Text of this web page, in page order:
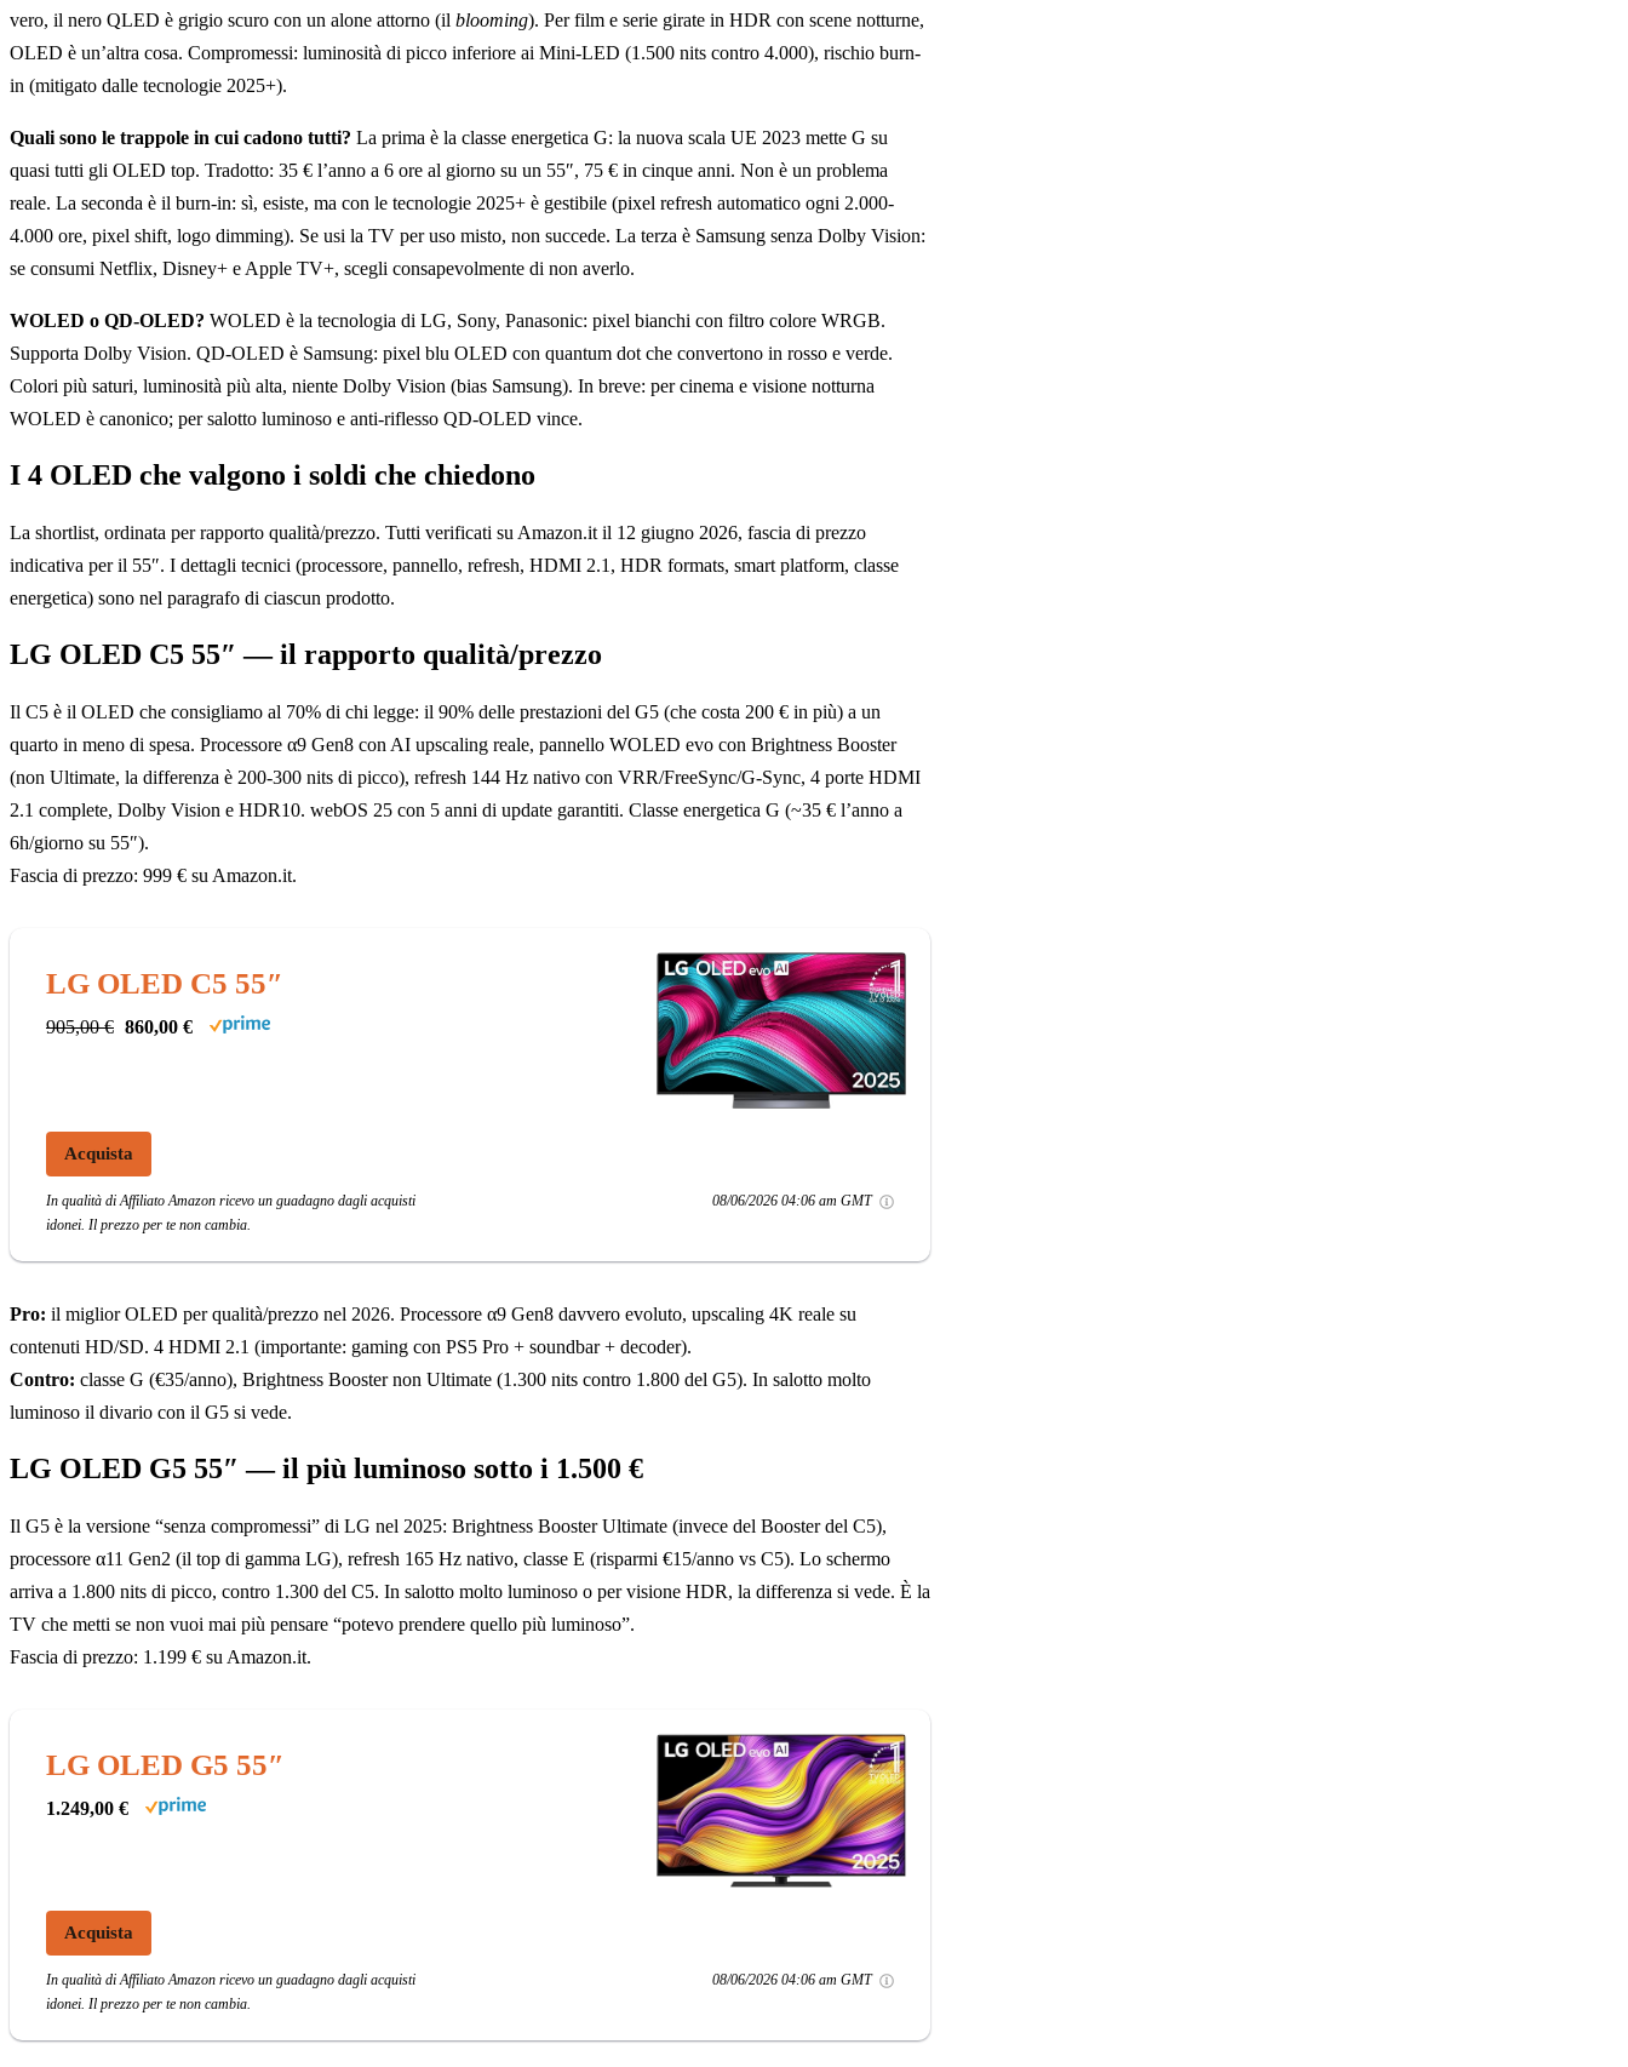
vero, il nero QLED è grigio scuro con un alone attorno (il blooming). Per film e serie girate in HDR con scene notturne,
OLED è un’altra cosa. Compromessi: luminosità di picco inferiore ai Mini-LED (1.500 nits contro 4.000), rischio burn-
in (mitigato dalle tecnologie 2025+).
Quali sono le trappole in cui cadono tutti? La prima è la classe energetica G: la nuova scala UE 2023 mette G su
quasi tutti gli OLED top. Tradotto: 35 € l’anno a 6 ore al giorno su un 55″, 75 € in cinque anni. Non è un problema
reale. La seconda è il burn-in: sì, esiste, ma con le tecnologie 2025+ è gestibile (pixel refresh automatico ogni 2.000-
4.000 ore, pixel shift, logo dimming). Se usi la TV per uso misto, non succede. La terza è Samsung senza Dolby Vision:
se consumi Netflix, Disney+ e Apple TV+, scegli consapevolmente di non averlo.
WOLED o QD-OLED? WOLED è la tecnologia di LG, Sony, Panasonic: pixel bianchi con filtro colore WRGB.
Supporta Dolby Vision. QD-OLED è Samsung: pixel blu OLED con quantum dot che convertono in rosso e verde.
Colori più saturi, luminosità più alta, niente Dolby Vision (bias Samsung). In breve: per cinema e visione notturna
WOLED è canonico; per salotto luminoso e anti-riflesso QD-OLED vince.
I 4 OLED che valgono i soldi che chiedono
La shortlist, ordinata per rapporto qualità/prezzo. Tutti verificati su Amazon.it il 12 giugno 2026, fascia di prezzo
indicativa per il 55″. I dettagli tecnici (processore, pannello, refresh, HDMI 2.1, HDR formats, smart platform, classe
energetica) sono nel paragrafo di ciascun prodotto.
LG OLED C5 55″ — il rapporto qualità/prezzo
Il C5 è il OLED che consigliamo al 70% di chi legge: il 90% delle prestazioni del G5 (che costa 200 € in più) a un
quarto in meno di spesa. Processore α9 Gen8 con AI upscaling reale, pannello WOLED evo con Brightness Booster
(non Ultimate, la differenza è 200-300 nits di picco), refresh 144 Hz nativo con VRR/FreeSync/G-Sync, 4 porte HDMI
2.1 complete, Dolby Vision e HDR10. webOS 25 con 5 anni di update garantiti. Classe energetica G (~35 € l’anno a
6h/giorno su 55″).
Fascia di prezzo: 999 € su Amazon.it.
LG OLED C5 55″
905,00 € 860,00 €
Acquista
In qualità di Affiliato Amazon ricevo un guadagno dagli acquisti
idonei. Il prezzo per te non cambia.
08/06/2026 04:06 am GMT
Pro: il miglior OLED per qualità/prezzo nel 2026. Processore α9 Gen8 davvero evoluto, upscaling 4K reale su
contenuti HD/SD. 4 HDMI 2.1 (importante: gaming con PS5 Pro + soundbar + decoder).
Contro: classe G (€35/anno), Brightness Booster non Ultimate (1.300 nits contro 1.800 del G5). In salotto molto
luminoso il divario con il G5 si vede.
LG OLED G5 55″ — il più luminoso sotto i 1.500 €
Il G5 è la versione “senza compromessi” di LG nel 2025: Brightness Booster Ultimate (invece del Booster del C5),
processore α11 Gen2 (il top di gamma LG), refresh 165 Hz nativo, classe E (risparmi €15/anno vs C5). Lo schermo
arriva a 1.800 nits di picco, contro 1.300 del C5. In salotto molto luminoso o per visione HDR, la differenza si vede. È la
TV che metti se non vuoi mai più pensare “potevo prendere quello più luminoso”.
Fascia di prezzo: 1.199 € su Amazon.it.
LG OLED G5 55″
1.249,00 €
Acquista
In qualità di Affiliato Amazon ricevo un guadagno dagli acquisti
idonei. Il prezzo per te non cambia.
08/06/2026 04:06 am GMT